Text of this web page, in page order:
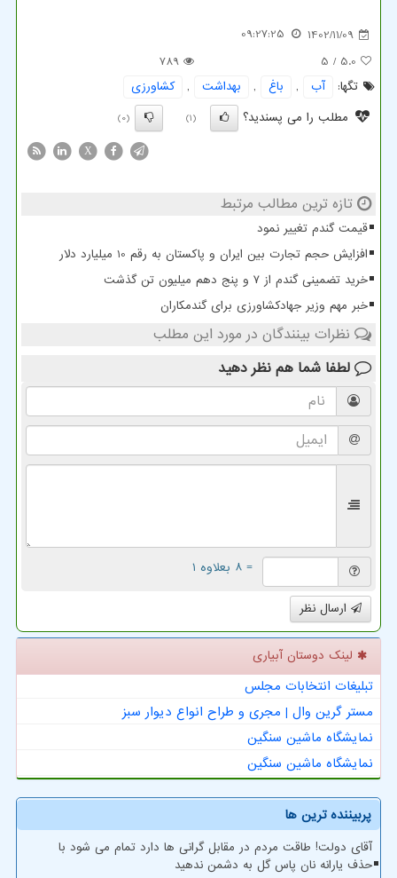
1402/11/09
09:27:25
5.0
/ 5
789
تگها:
آب , باغ , بهداشت ,
كشاورزی
مطلب را می پسندید؟
(1)
(0)
X
تازه ترین مطالب مرتبط
قیمت گندم تغییر نمود
افزایش حجم تجارت بین ایران و پاکستان به رقم 10 میلیارد دلار
خرید تضمینی گندم از ۷ و پنج دهم میلیون تن گذشت
خبر مهم وزیر جهادکشاورزی برای گندمکاران
نظرات بینندگان در مورد این مطلب
لطفا شما هم نظر دهید
= ۸ بعلاوه ۱
ارسال نظر
لینک دوستان آبیاری
تبلیغات انتخابات مجلس
مستر گرین وال | مجری و طراح انواع دیوار سبز
نمایشگاه ماشین سنگین
نمایشگاه ماشین سنگین
پربیننده ترین ها
آقای دولت! طاقت مردم در مقابل گرانی ها دارد تمام می شود با
حذف یارانه نان پاس گل به دشمن ندهید